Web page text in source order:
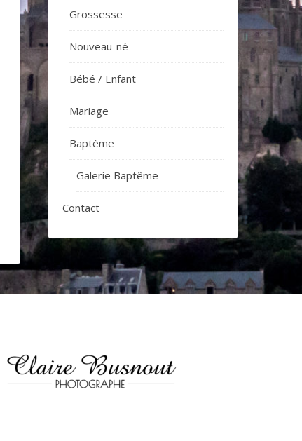
Grossesse
Nouveau-né
Bébé / Enfant
Mariage
Baptème
Galerie Baptême
Contact